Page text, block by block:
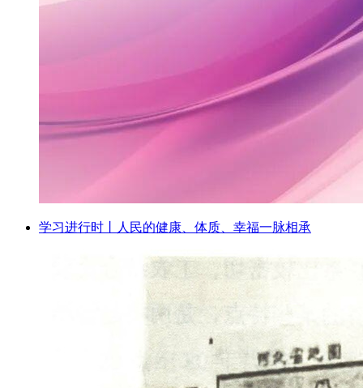
学习进行时丨人民的健康、体质、幸福一脉相承